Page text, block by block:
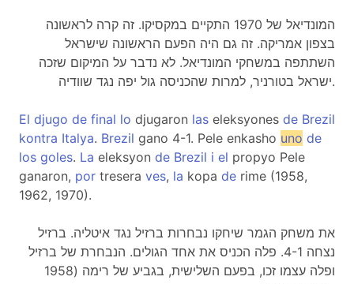
המונדיאל של 1970 התקיים במקסיקו. זה קרה לראשונה
בצפון אמריקה. זה גם היה הפעם הראשונה שישראל
השתתפה במשחקי המונדיאל. לא נדבר על המיקום שזכה
ישראל בטורניר, למרות שהכניסה גול יפה נגד שוודיה.
El djugo de final lo djugaron las eleksyones de Brezil
kontra Italya. Brezil gano 4-1. Pele enkasho uno de
los goles. La eleksyon de Brezil i el propyo Pele
ganaron, por tresera ves, la kopa de rime (1958,
1962, 1970).
את משחק הגמר שיחקו נבחרות ברזיל נגד איטליה. ברזיל
נצחה 4-1. פלה הכניס את אחד הגולים. הנבחרת של ברזיל
ופלה עצמו זכו, בפעם השלישית, בגביע של רימה (1958